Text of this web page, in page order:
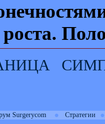
Surgerycom ● Стратегии ●